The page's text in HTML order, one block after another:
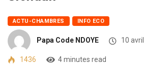
ACTU-CHAMBRES INFO ECO
Papa Code NDOYE 10
1436 4 minutes read